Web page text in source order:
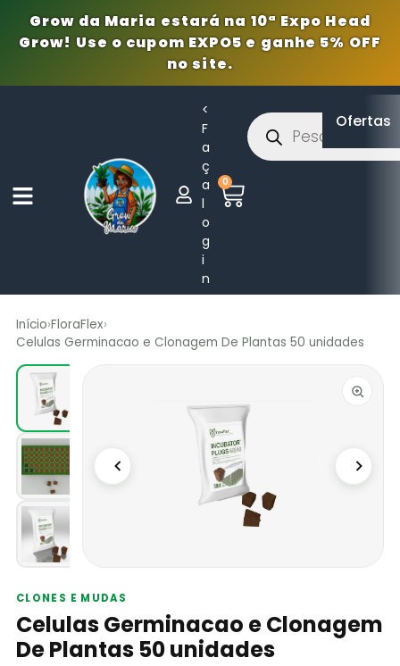
Grow da Maria estará na 10ª Expo Head
Grow! Use o cupom EXPO5 e ganhe 5% OFF
no site.
<
F
a
ç
a
l
o
g
i
n
0
Ofertas
Início›FloraFlex›
Celulas Germinacao e Clonagem De Plantas 50 unidades
CLONES E MUDAS
Celulas Germinacao e Clonagem
De Plantas 50 unidades